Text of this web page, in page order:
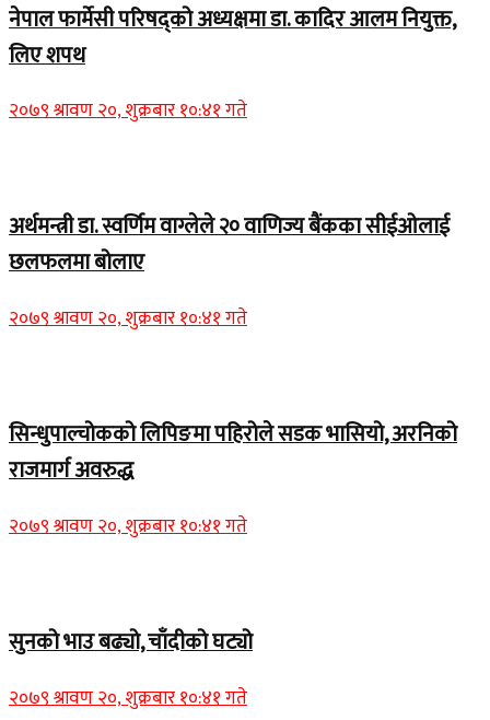
नेपाल फार्मेसी परिषद्को अध्यक्षमा डा. कादिर आलम नियुक्त,
लिए शपथ
२०७९ श्रावण २०, शुक्रबार १०:४१ गते
अर्थमन्त्री डा. स्वर्णिम वाग्लेले २० वाणिज्य बैंकका सीईओलाई
छलफलमा बोलाए
२०७९ श्रावण २०, शुक्रबार १०:४१ गते
सिन्धुपाल्चोकको लिपिङमा पहिरोले सडक भासियो, अरनिको
राजमार्ग अवरुद्ध
२०७९ श्रावण २०, शुक्रबार १०:४१ गते
सुनको भाउ बढ्यो, चाँदीको घट्यो
२०७९ श्रावण २०, शुक्रबार १०:४१ गते